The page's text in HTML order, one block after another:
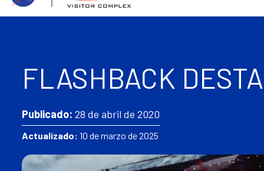
e
r
a
l
a
FLASHBACK
Publicado: 28 de abril de 2020
Actualizado: 10 de marzo de 2025